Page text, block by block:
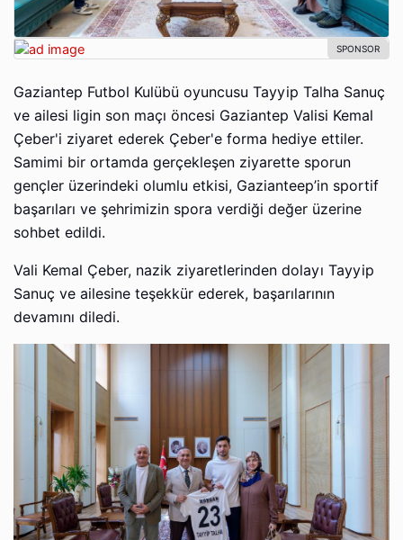
Gaziantep Futbol Kulübü oyuncusu Tayyip Talha Sanuç
ve ailesi ligin son maçı öncesi Gaziantep Valisi Kemal
Çeber'i ziyaret ederek Çeber'e forma hediye ettiler.
Samimi bir ortamda gerçekleşen ziyarette sporun
gençler üzerindeki olumlu etkisi, Gazianteep’in sportif
başarıları ve şehrimizin spora verdiği değer üzerine
sohbet edildi.
Vali Kemal Çeber, nazik ziyaretlerinden dolayı Tayyip
Sanuç ve ailesine teşekkür ederek, başarılarının
devamını diledi.